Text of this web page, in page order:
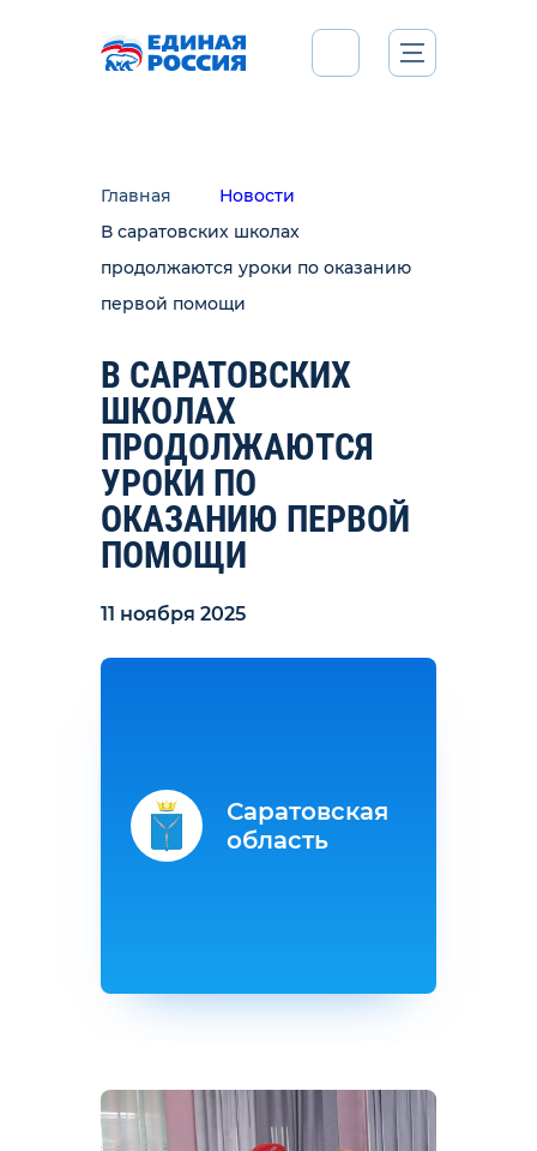
Главная
Новости
В саратовских школах
продолжаются уроки по оказанию
первой помощи
В САРАТОВСКИХ
ШКОЛАХ
ПРОДОЛЖАЮТСЯ
УРОКИ ПО
ОКАЗАНИЮ ПЕРВОЙ
ПОМОЩИ
11 ноября 2025
Саратовская
область